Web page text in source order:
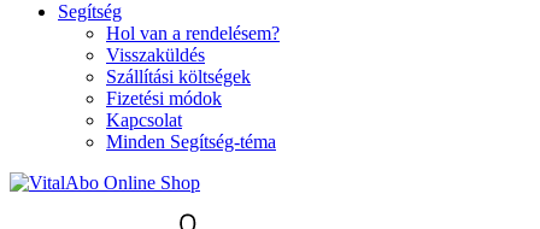
Segítség
Hol van a rendelésem?
Visszaküldés
Szállítási költségek
Fizetési módok
Kapcsolat
Minden Segítség-téma